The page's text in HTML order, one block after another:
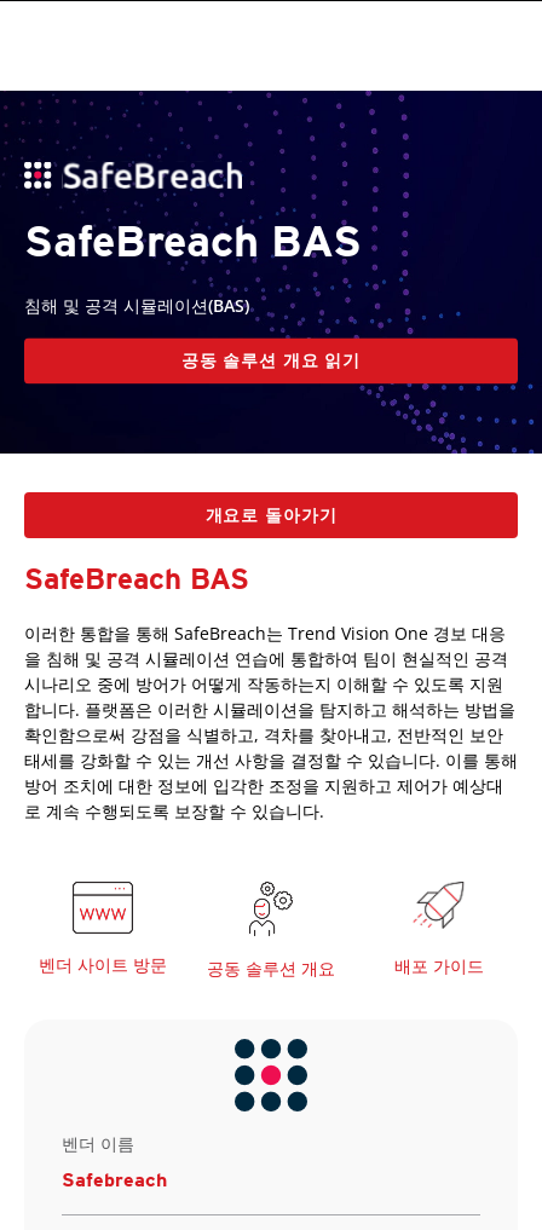
SafeBreach BAS
침해 및 공격 시뮬레이션(BAS)
공동 솔루션 개요 읽기
개요로 돌아가기
SafeBreach BAS
이러한 통합을 통해 SafeBreach는 Trend Vision One 경보 대응
을 침해 및 공격 시뮬레이션 연습에 통합하여 팀이 현실적인 공격
시나리오 중에 방어가 어떻게 작동하는지 이해할 수 있도록 지원
합니다. 플랫폼은 이러한 시뮬레이션을 탐지하고 해석하는 방법을
확인함으로써 강점을 식별하고, 격차를 찾아내고, 전반적인 보안
태세를 강화할 수 있는 개선 사항을 결정할 수 있습니다. 이를 통해
방어 조치에 대한 정보에 입각한 조정을 지원하고 제어가 예상대
로 계속 수행되도록 보장할 수 있습니다.
벤더 사이트 방문 공동 솔루션 개요 배포 가이드
벤더 이름
Safebreach